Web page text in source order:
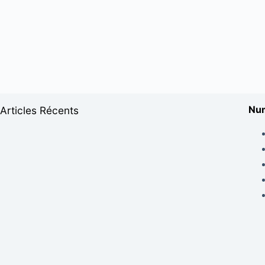
Articles Récents